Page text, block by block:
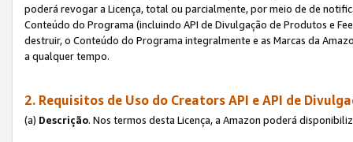
poderá revogar a Licença, total ou parcialmente, por meio de de
Conteúdo do Programa (incluindo API de Divulgação de Produtos e
destruir, o Conteúdo do Programa integralmente e as Marcas da
a qualquer tempo.
2. Requisitos de Uso do Creators API e API de
(a) Descrição. Nos termos desta Licença, a Amazon poderá